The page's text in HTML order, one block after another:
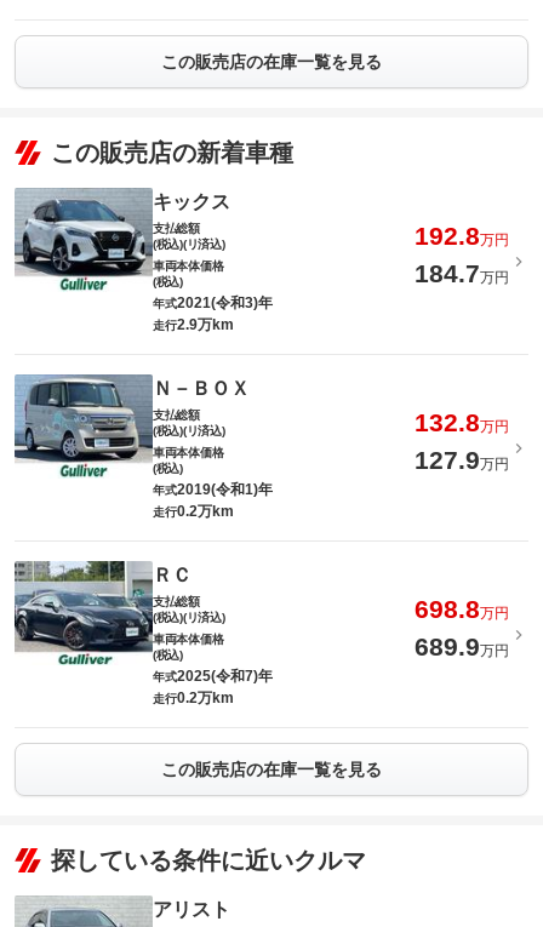
この販売店の在庫一覧を見る
この販売店の新着車種
キックス
支払総額
(税込)(リ済込)
192.8万円
車両本体価格
(税込)
184.7万円
年式2021(令和3)年
走行2.9万km
Ｎ－ＢＯＸ
支払総額
(税込)(リ済込)
132.8万円
車両本体価格
(税込)
127.9万円
年式2019(令和1)年
走行0.2万km
ＲＣ
支払総額
(税込)(リ済込)
698.8万円
車両本体価格
(税込)
689.9万円
年式2025(令和7)年
走行0.2万km
この販売店の在庫一覧を見る
探している条件に近いクルマ
アリスト